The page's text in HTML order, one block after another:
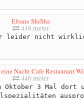
Efsane ShiSha
416 meter
leider nicht
Nacht Cafe Restaurant
446 meter
Oktober 3 Mal dort